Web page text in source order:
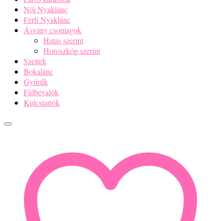
Női Nyaklánc
Férfi Nyaklánc
Ásvány csomagok
Hatás szerint
Horoszkóp szerint
Szettek
Bokalánc
Gyűrűk
Fülbevalók
Kulcstartók